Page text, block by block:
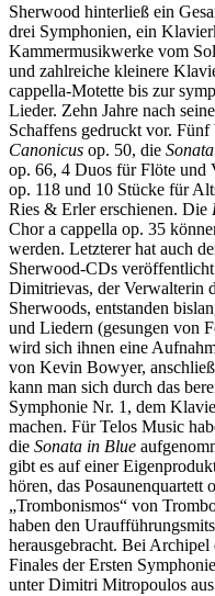
Sherwood hinterließ ein
drei Symphonien, ein
Kammermusikwerke vom
und zahlreiche kleinere
cappella-Motette bis zur
Lieder. Zehn Jahre nach
Schaffens gedruckt vor.
Canonicus op. 50, die
op. 66, 4 Duos für Flöte und
op. 118 und 10 Stücke für
Ries & Erler erschienen. Die
Chor a cappella op. 35
werden. Letzterer hat auch
Sherwood-CDs
Dimitrievas, der Verwalterin
Sherwoods, entstanden
und Liedern (gesungen von
wird sich ihnen eine
von Kevin Bowyer,
kann man sich durch das
Symphonie Nr. 1, dem
machen. Für Telos Music
die Sonata in Blue
gibt es auf einer
hören, das Posaunenquartett
„Trombonismos“ von
haben den
herausgebracht. Bei
Finales der Ersten
unter Dimitri Mitropoulos